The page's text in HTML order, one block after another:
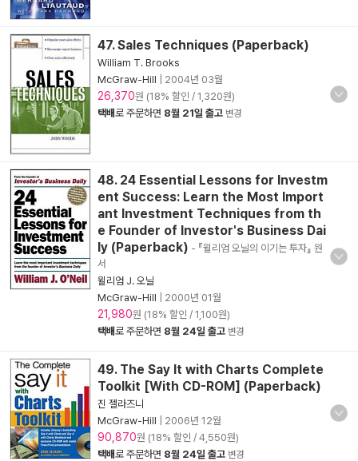
47. Sales Techniques (Paperback)
William T. Brooks
McGraw-Hill
2004년 03월
26,370원 (18% 할인 / 1,320원)
택배로 주문하면 8월 21일 출고 변경
48. 24 Essential Lessons for Investm
ent Success: Learn the Most Import
ant Investment Techniques from th
e Founder of Investor's Business Dai
ly (Paperback) - 『윌리엄 오닐의 이기는 투자』 원
서
윌리엄 J. 오닐
McGraw-Hill
2000년 01월
21,980원 (18% 할인 / 1,100원)
택배로 주문하면 8월 24일 출고 변경
49. The Say It with Charts Complete
Toolkit [With CD-ROM] (Paperback)
진 젤라즈니
McGraw-Hill
2006년 12월
90,870원 (18% 할인 / 4,550원)
택배로 주문하면 8월 24일 출고 변경